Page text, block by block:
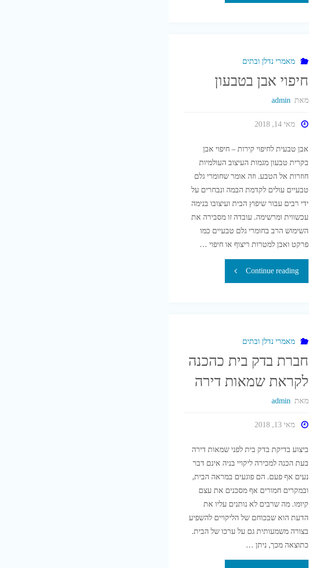
–
שיפוץ
מאמרי נדלן ובתים
חיפוי אבן בטבעון
מאת admin
מאי 14, 2018
אבן טבעית לחיפוי קירות – חיפוי אבן
בקרית טבעון מגמות העיצוב העולמיות
חוזרות אל הטבע. וזה אומר שחומרי גלם
טבעיים עולים לקדמת הבמה ונבחרים על
ידי רבים עבור שיפוץ הבית ועיצובו בנימה
עכשווית ומרשימה. עובדה זו מסבירה את
השימוש הרב בחומרי גלם טבעיים כמו
פרקט ואבן למטרות ריצוף או חיפוי …
Continue reading"חיפוי
מאמרי נדלן ובתים
חברת בדק בית כהכנה
לקראת שמאות דירה
מאת admin
מאי 13, 2018
ביצוע בדיקת בדק בית לפני שמאות דירה
בעת הכנה למכירה ליקויי בניה אינם דבר
נעים אף פעם. הם פוגעים במראה הבית,
ובמקרים חמורים אף מסכנים את עצם
קיומו. מה שרבים לא נותנים עליו את
הדעת הוא שבכוחם של הליקויים להשפיע
בצורה משמעותית גם על ערכו של הבית.
כתוצאה מכך, ניתן …